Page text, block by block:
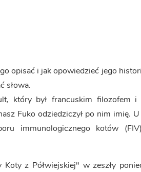
opisać i jak opowiedzieć jego
słowa.
który był francuskim filozofem i
Fuko odziedziczył po nim imię.
immunologicznego kotów
z Półwiejskiej" w zeszły